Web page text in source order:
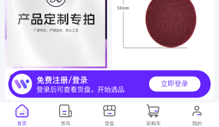
商品定制服务
月销 6000000+
工业百洁布
月销 500000+
立即登录
首页 资讯 货盘 采购车 我的